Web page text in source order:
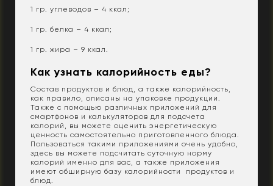
1 гр. углеводов – 4 ккал;
1 гр. белка – 4 ккал;
1 гр. жира – 9 ккал.
Как узнать калорийность еды?
Состав продуктов и блюд, а также калорийность,
как правило, описаны на упаковке продукции.
Также с помощью различных приложений для
смартфонов и калькуляторов для подсчета
калорий, вы можете оценить энергетическую
ценность самостоятельно приготовленного блюда.
Пользоваться такими приложениями очень удобно,
здесь вы можете подсчитать суточную норму
калорий именно для вас, а также приложения
имеют обширную базу калорийности продуктов и
блюд.